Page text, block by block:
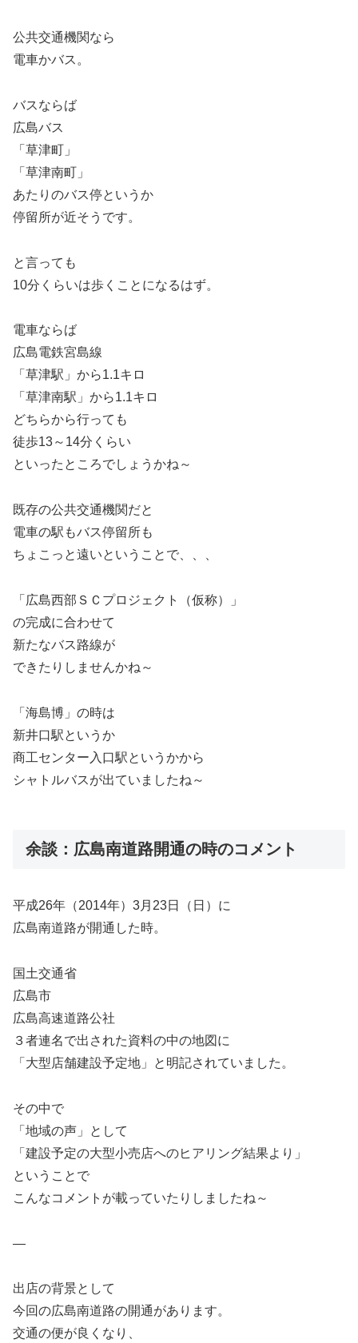
公共交通機関なら
電車かバス。
バスならば
広島バス
「草津町」
「草津南町」
あたりのバス停というか
停留所が近そうです。
と言っても
10分くらいは歩くことになるはず。
電車ならば
広島電鉄宮島線
「草津駅」から1.1キロ
「草津南駅」から1.1キロ
どちらから行っても
徒歩13～14分くらい
といったところでしょうかね～
既存の公共交通機関だと
電車の駅もバス停留所も
ちょこっと遠いということで、、、
「広島西部ＳＣプロジェクト（仮称）」
の完成に合わせて
新たなバス路線が
できたりしませんかね～
「海島博」の時は
新井口駅というか
商工センター入口駅というかから
シャトルバスが出ていましたね～
余談：広島南道路開通の時のコメント
平成26年（2014年）3月23日（日）に
広島南道路が開通した時。
国土交通省
広島市
広島高速道路公社
３者連名で出された資料の中の地図に
「大型店舗建設予定地」と明記されていました。
その中で
「地域の声」として
「建設予定の大型小売店へのヒアリング結果より」
ということで
こんなコメントが載っていたりしましたね～
—
出店の背景として
今回の広島南道路の開通があります。
交通の便が良くなり、